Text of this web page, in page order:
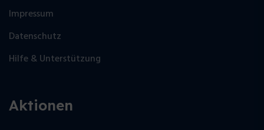
Impressum
Datenschutz
Hilfe & Unterstützung
Aktionen